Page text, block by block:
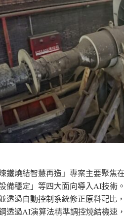
鐵燒結智慧再造」專案主要聚焦
設備穩定」等四大面向導入AI技
透過自動控制系統修正原料配比
透過AI演算法精準調控燒結機速